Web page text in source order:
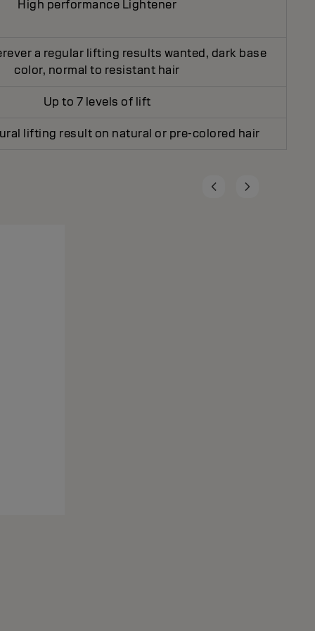
High performance Lightener
a regular lifting results wanted, dark base
color, normal to resistant hair
Up to 7 levels of lift
lifting result on natural or pre-colored hair